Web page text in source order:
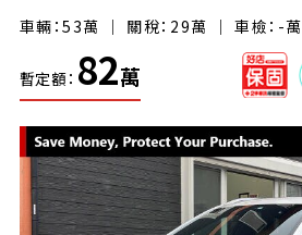
車輛：53萬 ｜ 關稅：29萬 ｜ 車檢：-萬
暫定額： 82萬